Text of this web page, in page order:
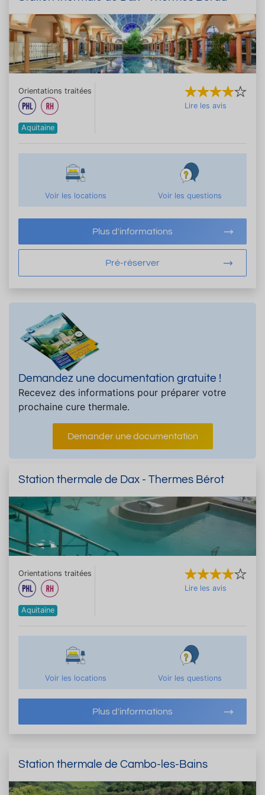
Orientations traitées
Aquitaine
Lire les avis
Voir les locations Voir les questions
Plus d'informations
Pré-réserver
Demandez une documentation gratuite !
Recevez des informations pour préparer votre
prochaine cure thermale.
Demander une documentation
Station thermale de Dax - Thermes Bérot
Orientations traitées
Aquitaine
Lire les avis
Voir les locations Voir les questions
Plus d'informations
Station thermale de Cambo-les-Bains